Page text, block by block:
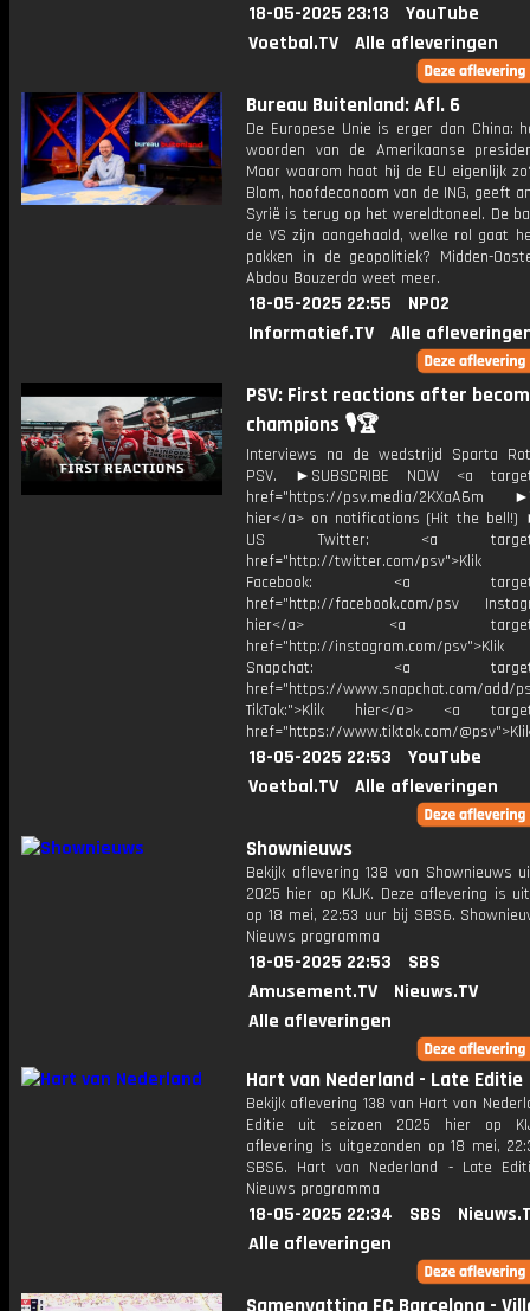
18-05-2025 23:13
YouTube
Voetbal.TV
Alle afleveringen
Bureau Buitenland: Afl. 6
De Europese Unie is erger dan China:
woorden van de Amerikaanse
Maar waarom haat hij de EU eigenlijk
Blom, hoofdeconoom van de ING, geeft
Syrië is terug op het wereldtoneel. De
de VS zijn aangehaald, welke rol gaat
pakken in de geopolitiek? Midden-
Abdou Bouzerda weet meer.
18-05-2025 22:55
NPO2
Informatief.TV
Alle
PSV: First reactions after
champions 🎙️🏆
Interviews na de wedstrijd Sparta
PSV. ►SUBSCRIBE NOW <a
href="https://psv.media/2KXaA6m
hier</a> on notifications (Hit the bell!)
US Twitter: <a
href="http://twitter.com/psv">Klik
Facebook: <a
href="http://facebook.com/psv
hier</a> <a
href="http://instagram.com/
Snapchat: <a
href="https://www.snapchat.com/add/
TikTok:">Klik hier</a> <a
href="https://www.tiktok.com/
18-05-2025 22:53
YouTube
Voetbal.TV
Alle afleveringen
Shownieuws
Bekijk aflevering 138 van Shownieuws
2025 hier op KIJK. Deze aflevering is
op 18 mei, 22:53 uur bij SBS6.
Nieuws programma
18-05-2025 22:53
SBS
Amusement.TV
Nieuws.TV
Alle afleveringen
Hart van Nederland - Late Editie
Bekijk aflevering 138 van Hart van
Editie uit seizoen 2025 hier op
aflevering is uitgezonden op 18 mei,
SBS6. Hart van Nederland - Late
Nieuws programma
18-05-2025 22:34 SBS
Alle afleveringen